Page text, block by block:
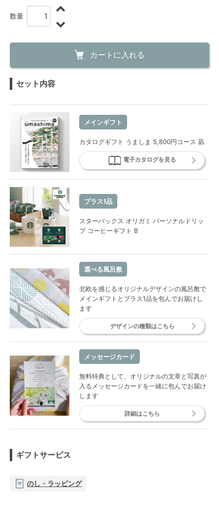
数量
カートに入れる
セット内容
メインギフト
カタログギフト うましま 5,800円コース 凪
電子カタログを見る
プラス1品
スターバックス オリガミ パーソナルドリッ
プ コーヒーギフト B
選べる風呂敷
北欧を感じるオリジナルデザインの風呂敷で
メインギフトとプラス1品を包んでお届けし
ます
デザインの種類はこちら
メッセージカード
無料特典として、オリジナルの文章と写真が
入るメッセージカードを一緒に包んでお届け
します
詳細はこちら
ギフトサービス
のし・ラッピング